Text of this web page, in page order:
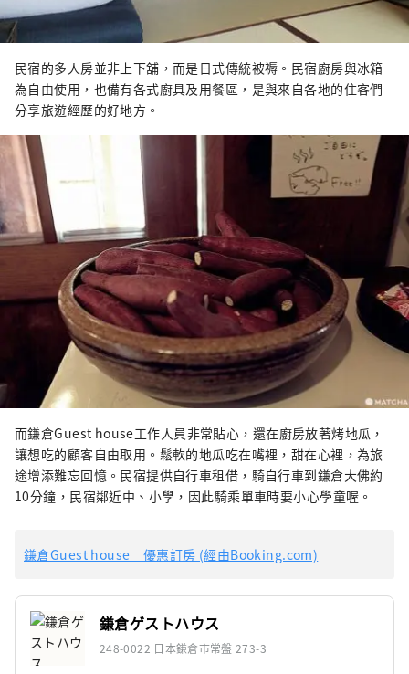
民宿的多人房並非上下舖，而是日式傳統被褥。民宿廚房與冰箱
為自由使用，也備有各式廚具及用餐區，是與來自各地的住客們
分享旅遊經歷的好地方。
而鎌倉Guest house工作人員非常貼心，還在廚房放著烤地瓜，
讓想吃的顧客自由取用。鬆軟的地瓜吃在嘴裡，甜在心裡，為旅
途增添難忘回憶。民宿提供自行車租借，騎自行車到鎌倉大佛約
10分鐘，民宿鄰近中、小學，因此騎乘單車時要小心學童喔。
鎌倉Guest house 優惠訂房 (經由Booking.com)
鎌倉ゲストハウス
248-0022 日本鎌倉市常盤 273-3